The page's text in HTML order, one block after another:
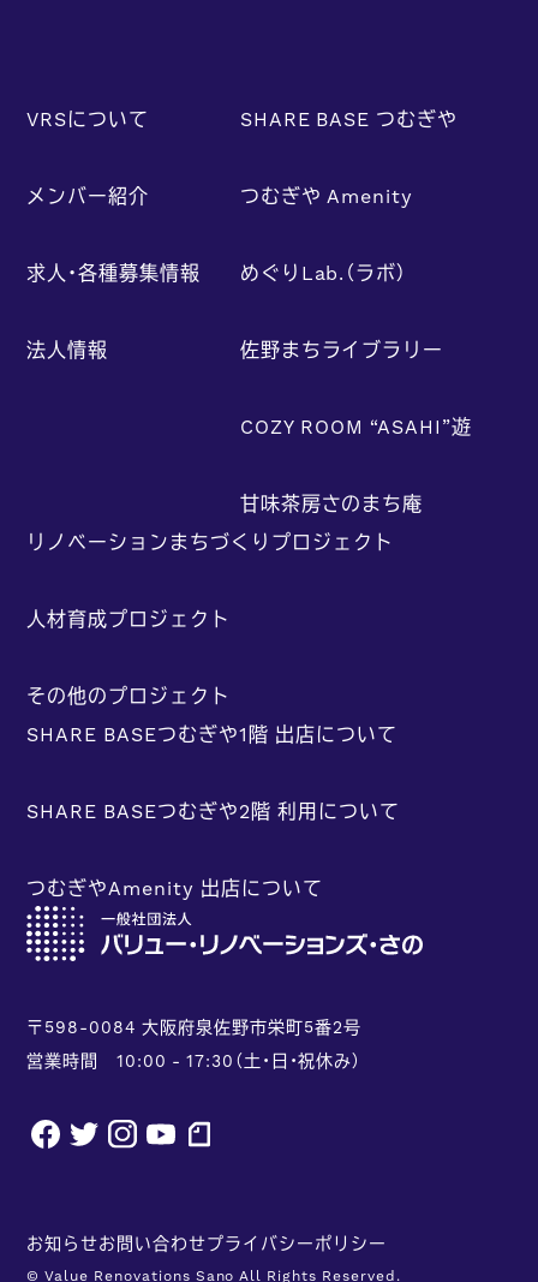
VRSについて
メンバー紹介
求人・各種募集情報
法人情報
SHARE BASE つむぎや
つむぎや Amenity
めぐりLab.（ラボ）
佐野まちライブラリー
COZY ROOM “ASAHI”遊
甘味茶房さのまち庵
リノベーションまちづくりプロジェクト
人材育成プロジェクト
その他のプロジェクト
SHARE BASEつむぎや1階 出店について
SHARE BASEつむぎや2階 利用について
つむぎやAmenity 出店について
〒598-0084 大阪府泉佐野市栄町5番2号
営業時間 10:00 - 17:30（土・日・祝休み）
facebook
twitterinstagram
youtube
お知らせお問い合わせプライバシーポリシー
© Value Renovations Sano All Rights Reserved.